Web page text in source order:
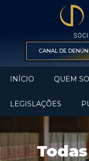
CANAL DE
INÍCIO QUEM
LEGISLAÇÕES
Todas